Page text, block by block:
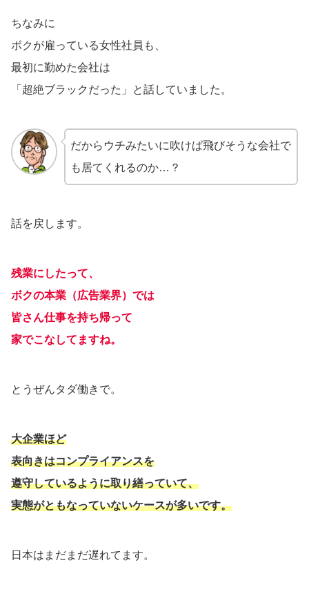
ちなみに
ボクが雇っている女性社員も、
最初に勤めた会社は
「超絶ブラックだった」と話していました。
だからウチみたいに吹けば飛びそうな会社で
も居てくれるのか…？
話を戻します。
残業にしたって、
ボクの本業（広告業界）では
皆さん仕事を持ち帰って
家でこなしてますね。
とうぜんタダ働きで。
大企業ほど
表向きはコンプライアンスを
遵守しているように取り繕っていて、
実態がともなっていないケースが多いです。
日本はまだまだ遅れてます。